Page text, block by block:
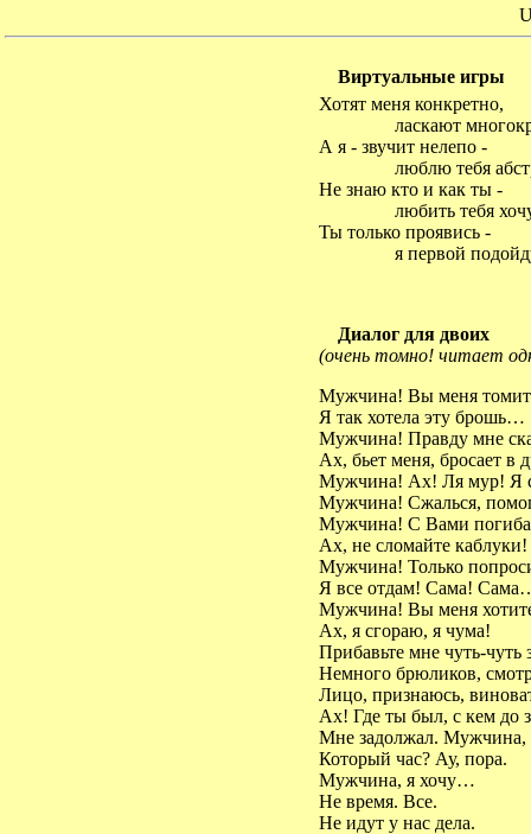
Виртуальные игры
Хотят меня конкретно,
ласкают
А я - звучит нелепо -
люблю тебя
Не знаю кто и как ты -
любить тебя
Ты только проявись -
я первой
Диалог для двоих
(очень томно! читает
Мужчина! Вы меня
Я так хотела эту брошь…
Мужчина! Правду мне
Ах, бьет меня, бросает в
Мужчина! Ах! Ля мур! Я
Мужчина! Сжалься,
Мужчина! С Вами
Ах, не сломайте каблуки!
Мужчина! Только
Я все отдам! Сама!
Мужчина! Вы меня
Ах, я сгораю, я чума!
Прибавьте мне чуть-чуть
Немного брюликов,
Лицо, признаюсь,
Ах! Где ты был, с кем до
Мне задолжал. Мужчина,
Который час? Ау, пора.
Мужчина, я хочу…
Не время. Все.
Не идут у нас дела.